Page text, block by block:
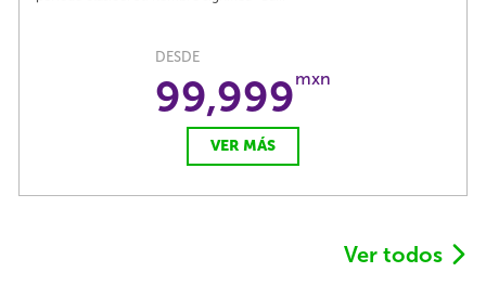
DESDE
99,999mxn
VER MÁS
Ver todos